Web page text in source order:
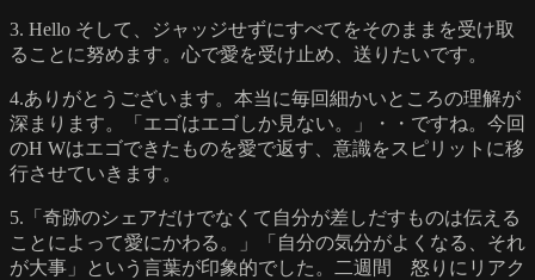
3. Hello そして、ジャッジせずにすべてをそのままを受け取
ることに努めます。心で愛を受け止め、送りたいです。
4.ありがとうございます。本当に毎回細かいところの理解が
深まります。「エゴはエゴしか見ない。」・・ですね。今回
のH Wはエゴできたものを愛で返す、意識をスピリットに移
行させていきます。
5.「奇跡のシェアだけでなくて自分が差しだすものは伝える
ことによって愛にかわる。」「自分の気分がよくなる、それ
が大事」という言葉が印象的でした。二週間 怒りにリアク